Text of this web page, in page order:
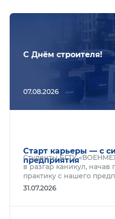
С Днём строителя!
07.08.2026
Старт карьеры — с
предприятия
Студенты БГТУ
в разгар каникул,
практику с нашего
31.07.2026